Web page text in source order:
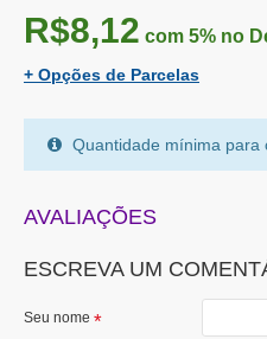
R$8,12 com 5% no
+ Opções de Parcelas
Quantidade mínima para
AVALIAÇÕES
ESCREVA UM
Seu nome